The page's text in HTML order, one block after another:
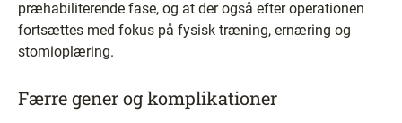
præhabiliterende fase, og at der også efter operationen
fortsættes med fokus på fysisk træning, ernæring og
stomioplæring.
Færre gener og komplikationer